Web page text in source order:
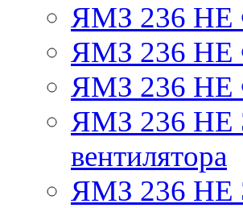
ЯМЗ 236 НЕ
ЯМЗ 236 НЕ
ЯМЗ 236 НЕ
ЯМЗ 236 НЕ
вентилятора
ЯМЗ 236 НЕ